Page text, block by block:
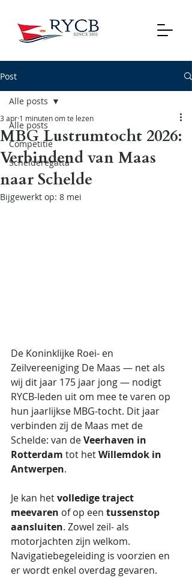
Post
Alle posts
Competitie
Schelderegatta
Alle posts
MBG Lustrumtocht 2026:
Verbindend van Maas
naar Schelde
3 apr 1 minuten om te lezen
Bijgewerkt op: 8 mei
De Koninklijke Roei- en
Zeilvereeniging De Maas — net als
wij dit jaar 175 jaar jong — nodigt
RYCB-leden uit om mee te varen op
hun jaarlijkse MBG-tocht. Dit jaar
verbinden zij de Maas met de
Schelde: van de Veerhaven in
Rotterdam tot het Willemdok in
Antwerpen.
Je kan het volledige traject
meevaren of op een tussenstop
aansluiten. Zowel zeil- als
motorjachten zijn welkom.
Navigatiebegeleiding is voorzien en
er wordt enkel overdag gevaren.